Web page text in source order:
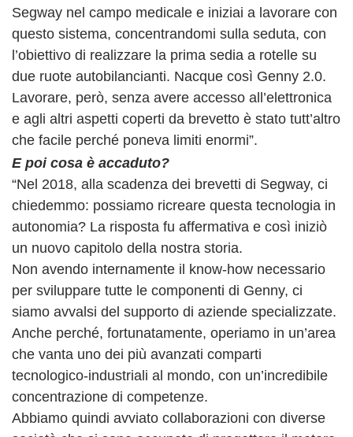
Segway nel campo medicale e iniziai a lavorare con
questo sistema, concentrandomi sulla seduta, con
l’obiettivo di realizzare la prima sedia a rotelle su
due ruote autobilancianti. Nacque così Genny 2.0.
Lavorare, però, senza avere accesso all’elettronica
e agli altri aspetti coperti da brevetto è stato tutt’altro
che facile perché poneva limiti enormi”.
E poi cosa è accaduto?
“Nel 2018, alla scadenza dei brevetti di Segway, ci
chiedemmo: possiamo ricreare questa tecnologia in
autonomia? La risposta fu affermativa e così iniziò
un nuovo capitolo della nostra storia.
Non avendo internamente il know-how necessario
per sviluppare tutte le componenti di Genny, ci
siamo avvalsi del supporto di aziende specializzate.
Anche perché, fortunatamente, operiamo in un’area
che vanta uno dei più avanzati comparti
tecnologico-industriali al mondo, con un’incredibile
concentrazione di competenze.
Abbiamo quindi avviato collaborazioni con diverse